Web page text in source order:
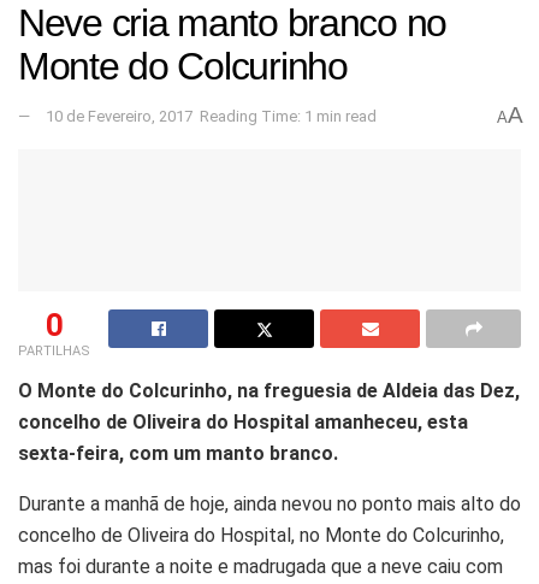
Neve cria manto branco no
Monte do Colcurinho
10 de Fevereiro, 2017 Reading Time: 1 min read AA
0
PARTILHAS
O Monte do Colcurinho, na freguesia de Aldeia das Dez,
concelho de Oliveira do Hospital amanheceu, esta
sexta-feira, com um manto branco.
Durante a manhã de hoje, ainda nevou no ponto mais alto do
concelho de Oliveira do Hospital, no Monte do Colcurinho,
mas foi durante a noite e madrugada que a neve caiu com